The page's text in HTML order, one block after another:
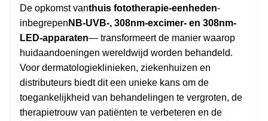
De opkomst vanthuis fototherapie-eenheden-
inbegrepen NB-UVB-, 308nm-excimer- en 308nm-
LED-apparaten— transformeert de manier waarop
huidaandoeningen wereldwijd worden behandeld.
Voor dermatologieklinieken, ziekenhuizen en
distributeurs biedt dit een unieke kans om de
toegankelijkheid van behandelingen te vergroten, de
therapietrouw van patiënten te verbeteren en de